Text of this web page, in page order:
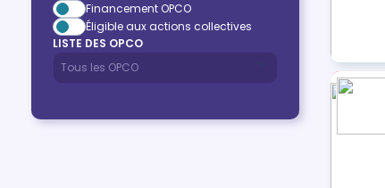
Financement OPCO
Éligible aux actions collectives
LISTE DES OPCO